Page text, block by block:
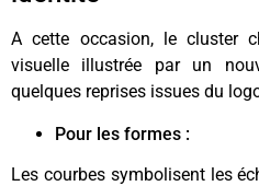
A cette occasion, le cluster
visuelle illustrée par un
quelques reprises issues du
Pour les formes :
Les courbes symbolisent les